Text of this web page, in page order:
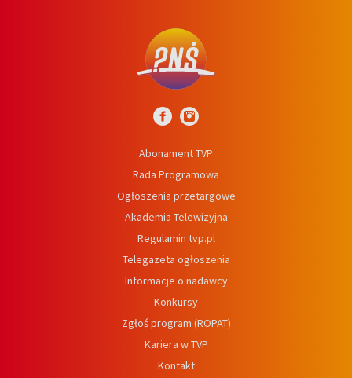
Abonament TVP
Rada Programowa
Ogłoszenia przetargowe
Akademia Telewizyjna
Regulamin tvp.pl
Telegazeta ogłoszenia
Informacje o nadawcy
Konkursy
Zgłoś program (ROPAT)
Kariera w TVP
Kontakt